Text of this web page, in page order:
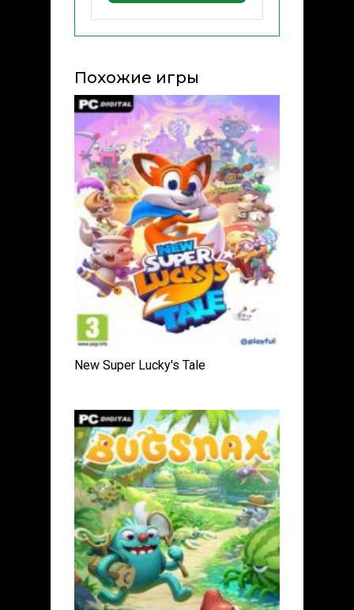
Похожие игры
New Super Lucky's Tale